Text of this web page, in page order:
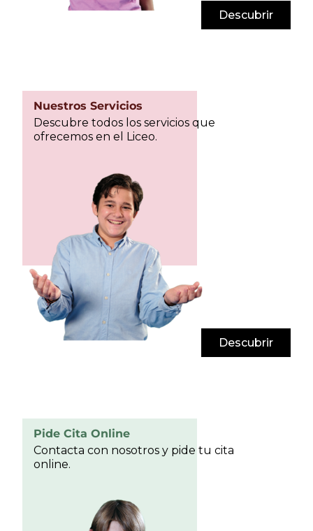
Descubrir
Nuestros Servicios
Descubre todos los servicios que
ofrecemos en el Liceo.
Descubrir
Pide Cita Online
Contacta con nosotros y pide tu cita
online.